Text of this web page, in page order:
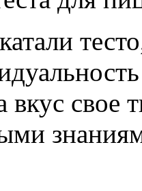
вкус свое